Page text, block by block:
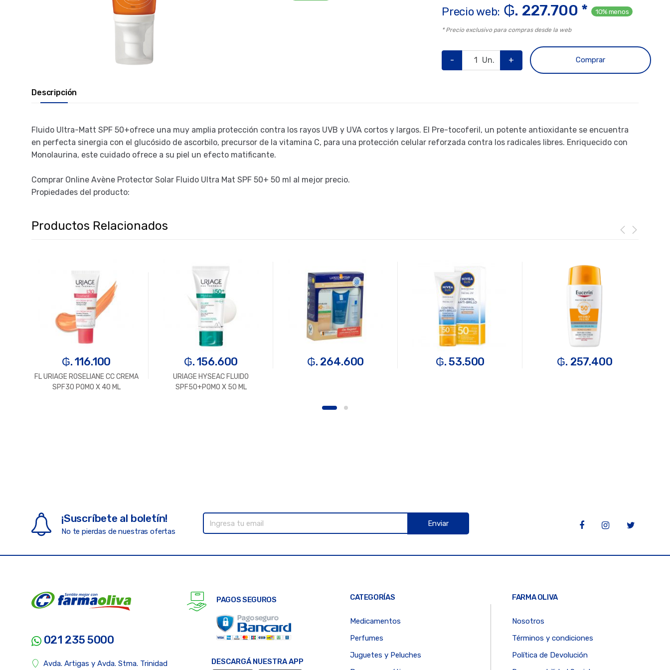
Precio web: ₲. 227.700 * 10% menos
* Precio exclusivo para compras desde la web
- Un. + Comprar
Descripción
Fluido Ultra-Matt SPF 50+ofrece una muy amplia protección contra los rayos UVB y UVA cortos y largos. El Pre-tocoferil, un potente antioxidante se encuentra
en perfecta sinergia con el glucósido de ascorbilo, precursor de la vitamina C, para una protección celular reforzada contra los radicales libres. Enriquecido con
Monolaurina, este cuidado ofrece a su piel un efecto matificante.
Comprar Online Avène Protector Solar Fluido Ultra Mat SPF 50+ 50 ml al mejor precio.
Propiedades del producto:
Productos Relacionados
₲. 116.100
FL URIAGE ROSELIANE CC CREMA
SPF30 POMO X 40 ML
₲. 156.600
URIAGE HYSEAC FLUIDO
SPF50+POMO X 50 ML
₲. 264.600 ₲. 53.500 ₲. 257.400
¡Suscríbete al boletín!
No te pierdas de nuestras ofertas
Enviar
021 235 5000
Avda. Artigas y Avda. Stma. Trinidad
PAGOS SEGUROS
DESCARGÁ NUESTRA APP
CATEGORÍAS
Medicamentos
Perfumes
Juguetes y Peluches
FARMA OLIVA
Nosotros
Términos y condiciones
Política de Devolución